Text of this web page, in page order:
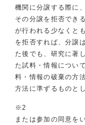
機関に分譲する際に
その分譲を拒否でき
が行われる少なくと
を拒否すれば、分譲
た後でも、研究に著
た試料・情報につい
料・情報の破棄の方
方法に準ずるものと
※2
または参加の同意を